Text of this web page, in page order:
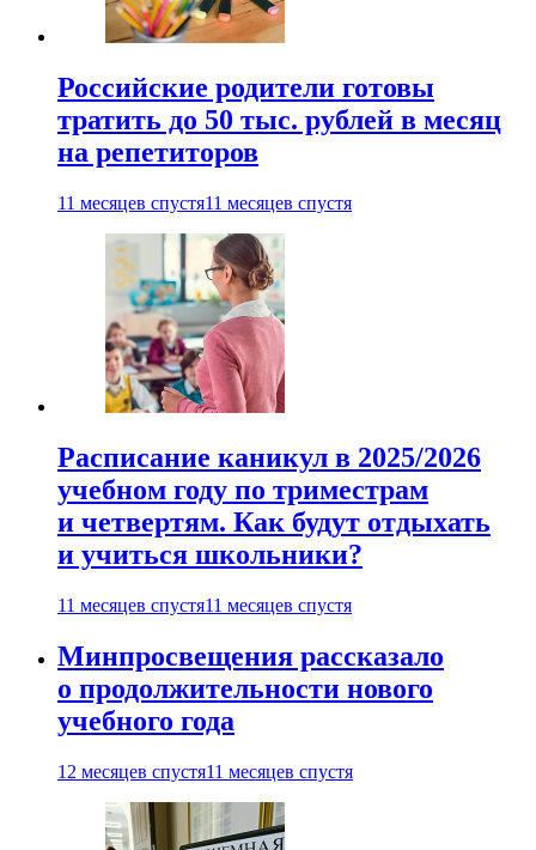
Российские родители готовы
тратить до 50 тыс. рублей в месяц
на репетиторов
11 месяцев спустя11 месяцев спустя
Расписание каникул в 2025/2026
учебном году по триместрам
и четвертям. Как будут отдыхать
и учиться школьники?
11 месяцев спустя11 месяцев спустя
Минпросвещения рассказало
о продолжительности нового
учебного года
12 месяцев спустя11 месяцев спустя